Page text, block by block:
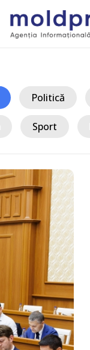
Politică
Sport